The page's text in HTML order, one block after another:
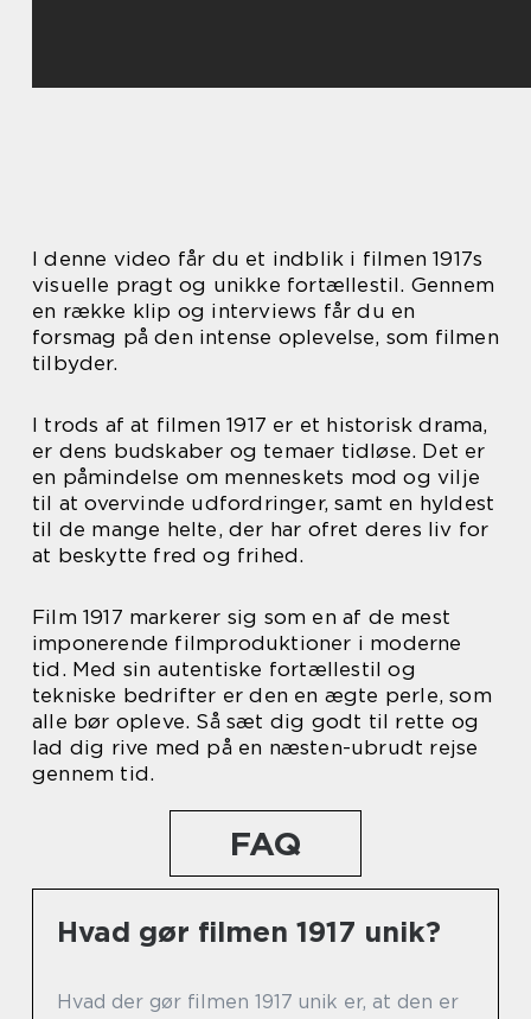
I denne video får du et indblik i filmen 1917s
visuelle pragt og unikke fortællestil. Gennem
en række klip og interviews får du en
forsmag på den intense oplevelse, som filmen
tilbyder.
I trods af at filmen 1917 er et historisk drama,
er dens budskaber og temaer tidløse. Det er
en påmindelse om menneskets mod og vilje
til at overvinde udfordringer, samt en hyldest
til de mange helte, der har ofret deres liv for
at beskytte fred og frihed.
Film 1917 markerer sig som en af de mest
imponerende filmproduktioner i moderne
tid. Med sin autentiske fortællestil og
tekniske bedrifter er den en ægte perle, som
alle bør opleve. Så sæt dig godt til rette og
lad dig rive med på en næsten-ubrudt rejse
gennem tid.
FAQ
Hvad gør filmen 1917 unik?
Hvad der gør filmen 1917 unik er, at den er